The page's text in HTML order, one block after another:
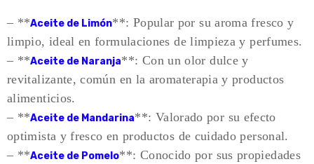
– **Aceite de Limón**: Popular por su aroma fresco y
limpio, ideal en formulaciones de limpieza y perfumes.
– **Aceite de Naranja**: Con un olor dulce y
revitalizante, común en la aromaterapia y productos
alimenticios.
– **Aceite de Mandarina**: Valorado por su efecto
optimista y fresco en productos de cuidado personal.
– **Aceite de Pomelo**: Conocido por sus propiedades